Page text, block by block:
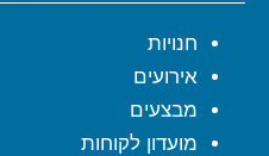
חנויות
אירועים
מבצעים
מועדון לקוחות